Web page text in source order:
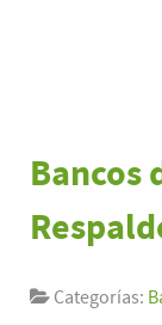
Bancos
Categorías: